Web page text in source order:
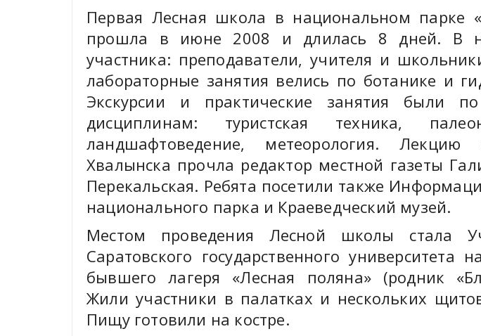
Первая Лесная школа в национальном парке
прошла в июне 2008 и длилась 8 дней. В
участника: преподаватели, учителя и
лабораторные занятия велись по ботанике и
Экскурсии и практические занятия были
дисциплинам: туристская техника,
ландшафтоведение, метеорология.
Хвалынска прочла редактор местной газеты
Перекальская. Ребята посетили также
национального парка и Краеведческий музей.
Местом проведения Лесной школы стала
Саратовского государственного университета
бывшего лагеря «Лесная поляна» (родник
Жили участники в палатках и нескольких
Пищу готовили на костре.